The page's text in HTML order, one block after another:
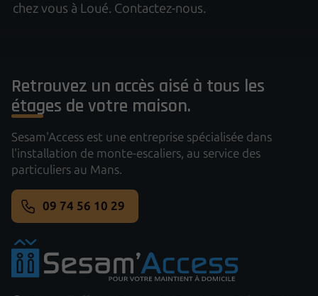
chez vous à Loué. Contactez-nous.
Retrouvez un accès aisé à tous les
étages de votre maison.
Sesam'Access est une entreprise spécialisée dans
l'installation de monte-escaliers, au service des
particuliers au Mans.
09 74 56 10 29